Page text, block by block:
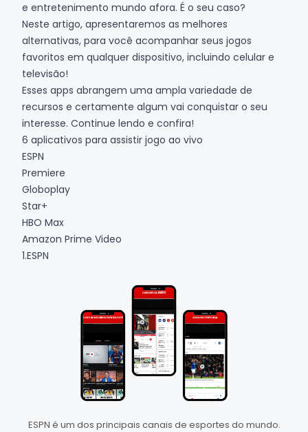
e entretenimento mundo afora. É o seu caso?
Neste artigo, apresentaremos as melhores
alternativas, para você acompanhar seus jogos
favoritos em qualquer dispositivo, incluindo celular e
televisão!
Esses apps abrangem uma ampla variedade de
recursos e certamente algum vai conquistar o seu
interesse. Continue lendo e confira!
6 aplicativos para assistir jogo ao vivo
ESPN
Premiere
Globoplay
Star+
HBO Max
Amazon Prime Video
1.ESPN
ESPN é um dos principais canais de esportes do mundo.